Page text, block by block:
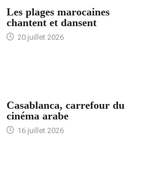
Les plages marocaines
chantent et dansent
20 juillet 2026
Casablanca, carrefour du
cinéma arabe
16 juillet 2026